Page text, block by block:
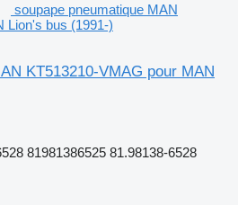
soupape pneumatique MAN
Lion's bus (1991-)
KT513210-VMAG pour MAN
81981386525 81.98138-6528